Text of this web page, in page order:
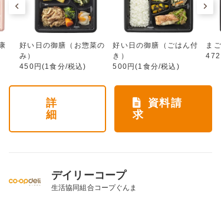
好い日の御膳（お惣菜の
み）
450円(1食分/税込)
好い日の御膳（ごはん付
き）
500円(1食分/税込)
ま
詳
細
資料請
求
デイリーコープ
生活協同組合コープぐんま